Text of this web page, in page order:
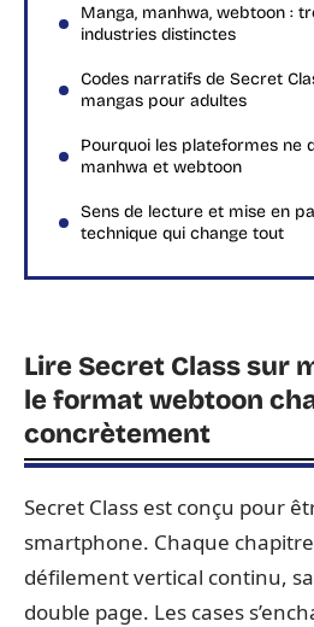
Manga, manhwa, webtoon :
industries distinctes
Codes narratifs de Secret
mangas pour adultes
Pourquoi les plateformes ne
manhwa et webtoon
Sens de lecture et mise en
technique qui change tout
Lire Secret Class sur
le format webtoon
concrètement
Secret Class est conçu pour
smartphone. Chaque
défilement vertical continu,
double page. Les cases